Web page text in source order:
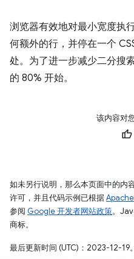
浏览器有效地对最小宽度执
何额外的行，并停在一个
处。为了进一步减少二分搜
的 80% 开始。
该内容对
如未另行说明，那么本页面中的内
许可，并且代码示例已根据
参阅 Google 开发者网站政策。
商标。
最后更新时间 (UTC)：2023-12-19。